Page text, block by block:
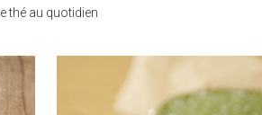
Le thé au quotidien